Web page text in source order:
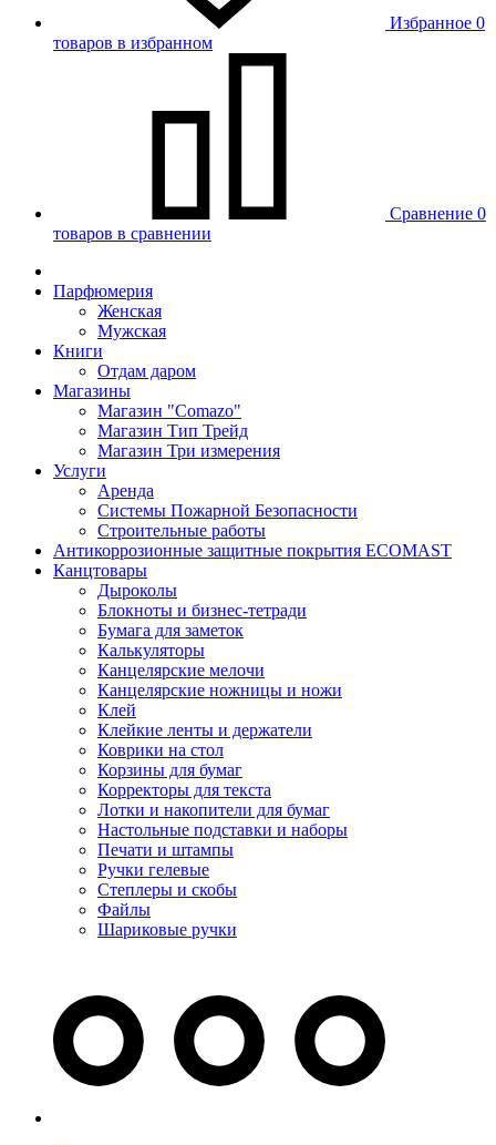
Избранное 0
товаров в избранном
Сравнение 0
товаров в сравнении
Парфюмерия
Женская
Мужская
Книги
Отдам даром
Магазины
Магазин "Comazo"
Магазин Тип Трейд
Магазин Три измерения
Услуги
Аренда
Системы Пожарной Безопасности
Строительные работы
Антикоррозионные защитные покрытия ECOMAST
Канцтовары
Дыроколы
Блокноты и бизнес-тетради
Бумага для заметок
Калькуляторы
Канцелярские мелочи
Канцелярские ножницы и ножи
Клей
Клейкие ленты и держатели
Коврики на стол
Корзины для бумаг
Корректоры для текста
Лотки и накопители для бумаг
Настольные подставки и наборы
Печати и штампы
Ручки гелевые
Степлеры и скобы
Файлы
Шариковые ручки